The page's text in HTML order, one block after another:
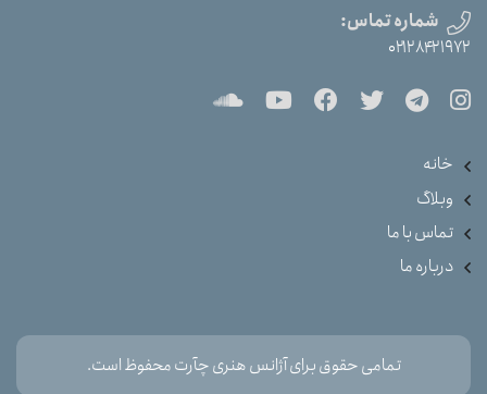
شماره تماس:
۰۲۱۲۸۴۲۱۹۷۲
خانه
وبلاگ
تماس با ما
درباره ما
تمامی حقوق برای آژانس هنری چآرت محفوظ است.